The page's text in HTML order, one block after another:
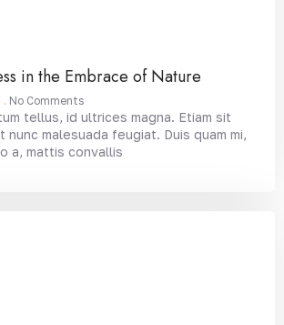
in the Embrace of Nature
No Comments
tellus, id ultrices magna. Etiam sit
nunc malesuada feugiat. Duis quam mi,
a, mattis convallis